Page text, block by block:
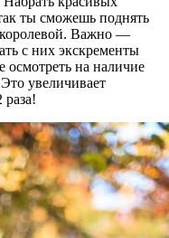
ты сможешь поднять
королевой. Важно —
с них экскременты
осмотреть на наличие
увеличивает
раза!